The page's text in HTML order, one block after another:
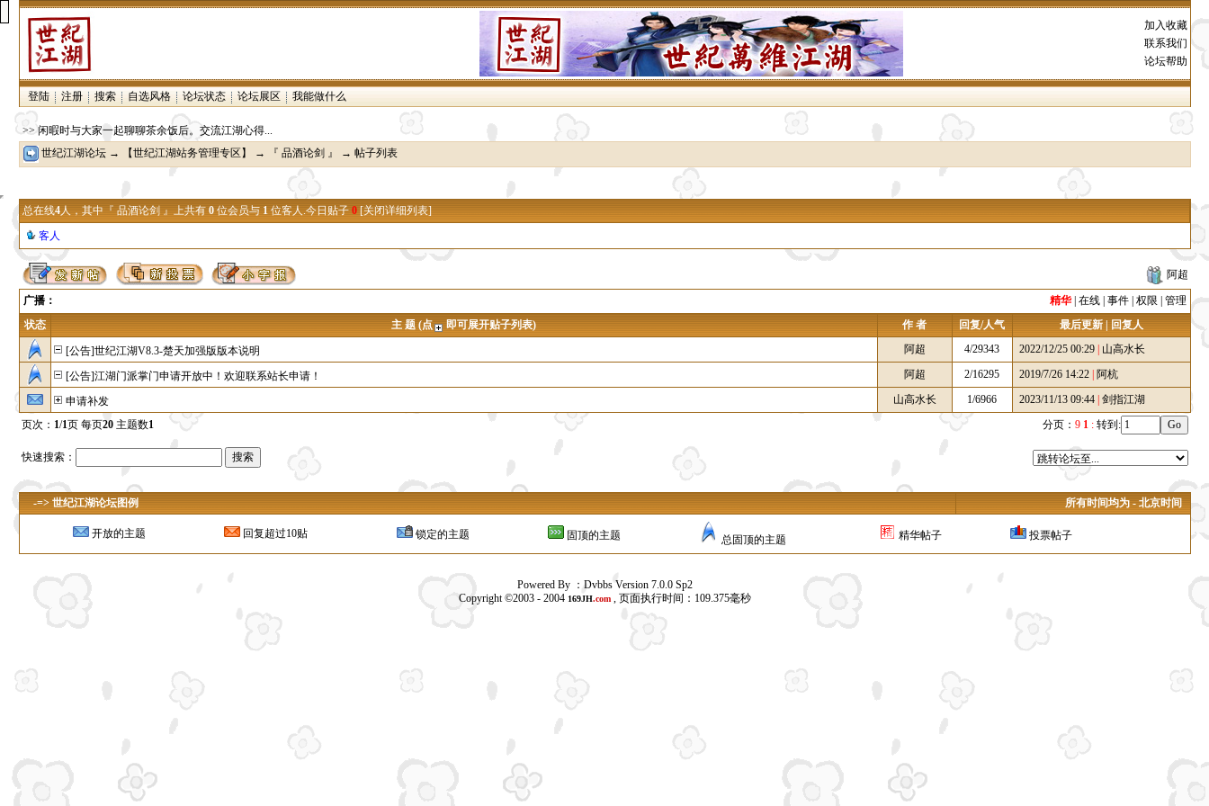
加入收藏
联系我们
论坛帮助
登陆 注册 搜索 自选风格 论坛状态 论坛展区 我能做什么
>> 闲暇时与大家一起聊聊茶余饭后。交流江湖心得...
世纪江湖论坛→ 【世纪江湖站务管理专区】 → 『 品酒论剑 』 → 帖子列表
总在线4人，其中『 品酒论剑 』上共有0位会员与1位客人.今日贴子0[关闭详细列表]
客人
阿超
广播： 精华| 在线| 事件| 权限
管理
状态
主 题 (点 即可展开贴子列表) 作 者 回复/人气 最后更新 | 回复人
[公告]世纪江湖V8.3-楚天加强版版本说明 阿超 4/29343 2022/12/25 00:29 山高水长
[公告]江湖门派掌门申请开放中！欢迎联系站长申请！ 阿超 2/16295 2019/7/26 14:22 阿杭
申请补发 山高水长 1/6966 2023/11/13 09:44
剑指江湖
页次： 1/1页 每页20主题数1 分页： 9 1 :转到:
快速搜索：
-=> 世纪江湖论坛图例 所有时间均为 - 北京时间
开放的主题 回复超过10贴 锁定的主题 固顶的主题 总固顶的主题 精华帖子 投票帖子
Powered By ：Dvbbs Version 7.0.0 Sp2
Copyright ©2003 - 2004 169JH.com, 页面执行时间：109.375毫秒